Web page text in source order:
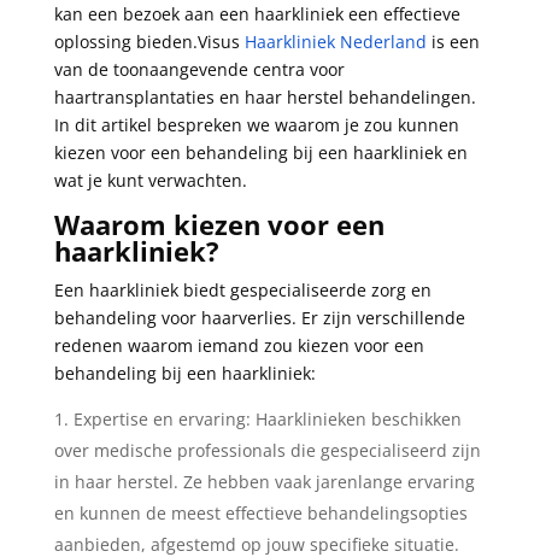
kan een bezoek aan een haarkliniek een effectieve
oplossing bieden.Visus Haarkliniek Nederland is een
van de toonaangevende centra voor
haartransplantaties en haar herstel behandelingen.
In dit artikel bespreken we waarom je zou kunnen
kiezen voor een behandeling bij een haarkliniek en
wat je kunt verwachten.
Waarom kiezen voor een
haarkliniek?
Een haarkliniek biedt gespecialiseerde zorg en
behandeling voor haarverlies. Er zijn verschillende
redenen waarom iemand zou kiezen voor een
behandeling bij een haarkliniek:
Expertise en ervaring: Haarklinieken beschikken
over medische professionals die gespecialiseerd zijn
in haar herstel. Ze hebben vaak jarenlange ervaring
en kunnen de meest effectieve behandelingsopties
aanbieden, afgestemd op jouw specifieke situatie.